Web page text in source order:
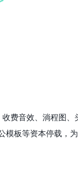
费音效、淌程图
模板等资本停载，